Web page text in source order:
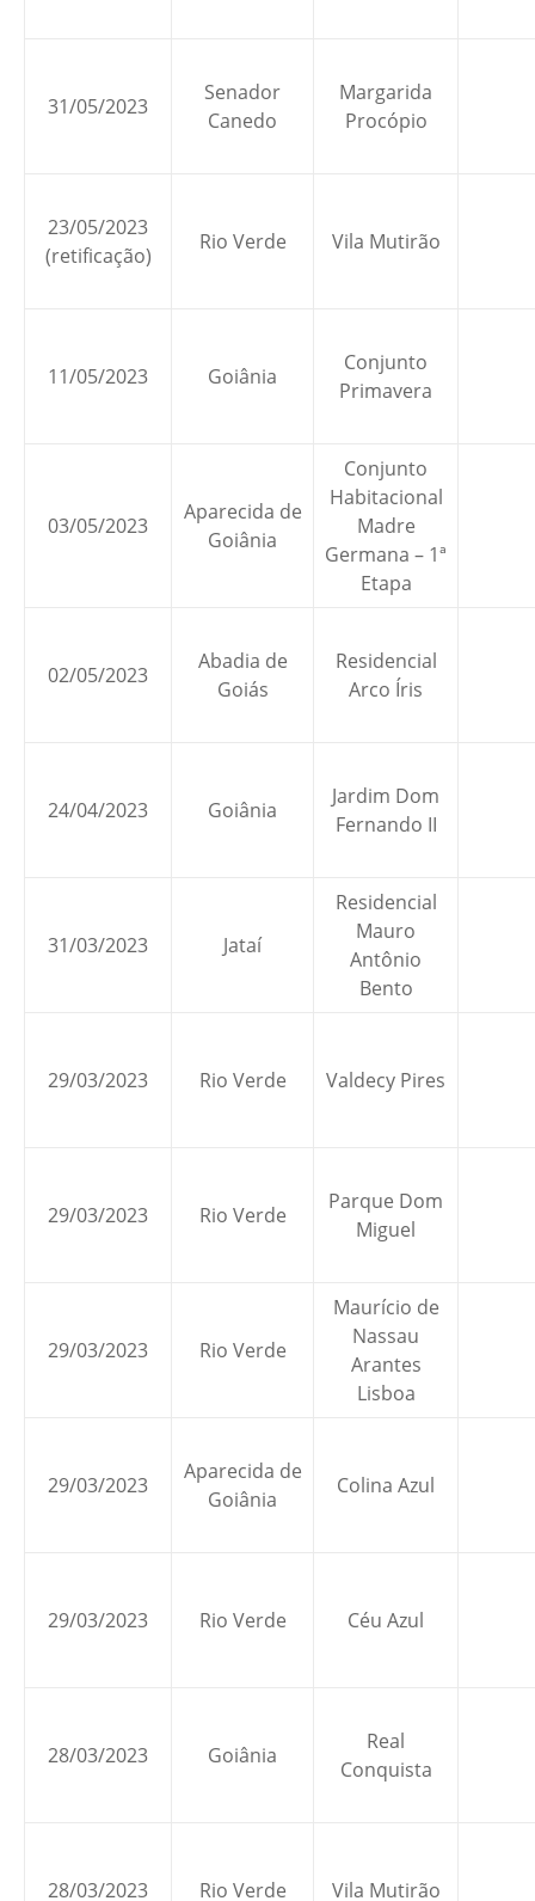
31/05/2023
Senador
Canedo
Margarida
Procópio
23/05/2023
(retificação)
Rio Verde Vila Mutirão
11/05/2023 Goiânia
Conjunto
Primavera
03/05/2023
Aparecida de
Goiânia
Conjunto
Habitacional
Madre
Germana – 1ª
Etapa
02/05/2023
Abadia de
Goiás
Residencial
Arco Íris
24/04/2023 Goiânia
Jardim Dom
Fernando II
31/03/2023 Jataí
Residencial
Mauro
Antônio
Bento
29/03/2023 Rio Verde Valdecy Pires
29/03/2023 Rio Verde
Parque Dom
Miguel
29/03/2023 Rio Verde
Maurício de
Nassau
Arantes
Lisboa
29/03/2023
Aparecida de
Goiânia
Colina Azul
29/03/2023 Rio Verde Céu Azul
28/03/2023 Goiânia
Real
Conquista
28/03/2023 Rio Verde Vila Mutirão